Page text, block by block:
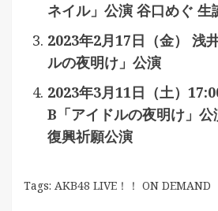
ネイル」公演 谷口めぐ 生
2023年2月17日（金） 浅
ルの夜明け」公演
2023年3月11日（土）
B「アイドルの夜明け」
復興祈願公演
Tags: AKB48 LIVE！！ ON DEMAND